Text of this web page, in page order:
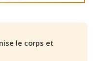
le corps et